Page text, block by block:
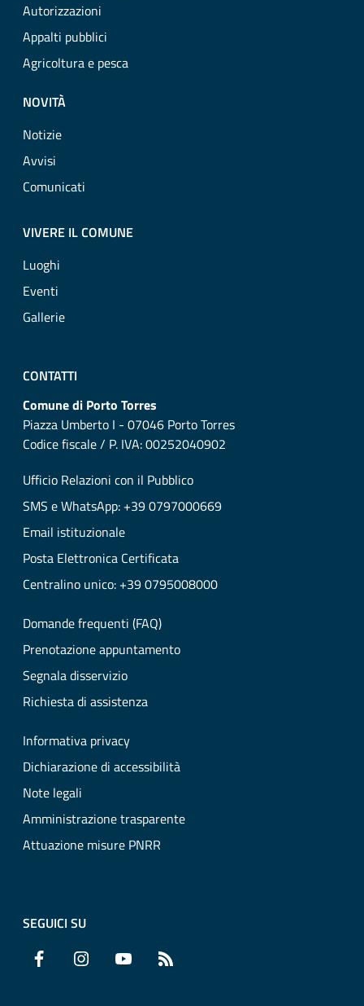
Autorizzazioni
Appalti pubblici
Agricoltura e pesca
NOVITÀ
Notizie
Avvisi
Comunicati
VIVERE IL COMUNE
Luoghi
Eventi
Gallerie
CONTATTI
Comune di Porto Torres
Piazza Umberto I - 07046 Porto Torres
Codice fiscale / P. IVA: 00252040902
Ufficio Relazioni con il Pubblico
SMS e WhatsApp: +39 0797000669
Email istituzionale
Posta Elettronica Certificata
Centralino unico: +39 0795008000
Domande frequenti (FAQ)
Prenotazione appuntamento
Segnala disservizio
Richiesta di assistenza
Informativa privacy
Dichiarazione di accessibilità
Note legali
Amministrazione trasparente
Attuazione misure PNRR
SEGUICI SU
Facebook Instagram YouTube